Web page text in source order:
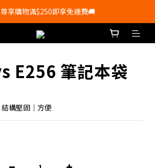
享購物滿$250即享免運費🚚
登記會員即送50購物金💰
尊享購物滿$250即享免運費🚚
E256 筆記本袋
構堅固｜方便